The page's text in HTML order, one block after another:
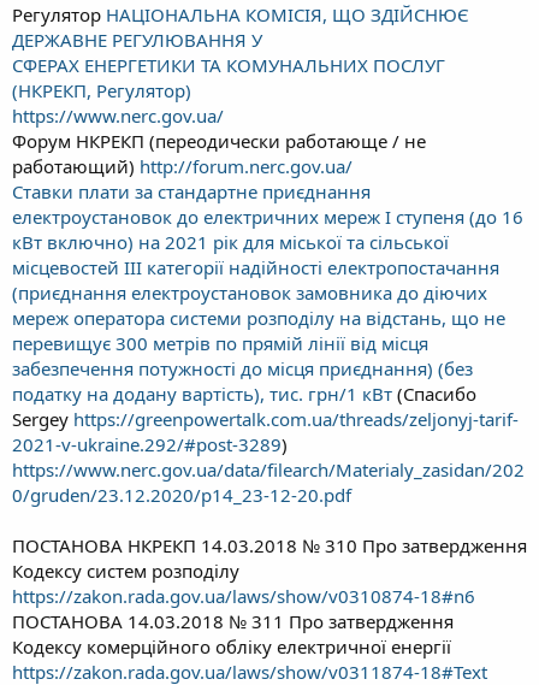
Регулятор НАЦІОНАЛЬНА КОМІСІЯ, ЩО ЗДІЙСНЮЄ
ДЕРЖАВНЕ РЕГУЛЮВАННЯ У
СФЕРАХ ЕНЕРГЕТИКИ ТА КОМУНАЛЬНИХ ПОСЛУГ
(НКРЕКП, Регулятор)
https://www.nerc.gov.ua/
Форум НКРЕКП (переодически работающе / не
работающий) http://forum.nerc.gov.ua/
Ставки плати за стандартне приєднання
електроустановок до електричних мереж I ступеня (до 16
кВт включно) на 2021 рік для міської та сільської
місцевостей III категорії надійності електропостачання
(приєднання електроустановок замовника до діючих
мереж оператора системи розподілу на відстань, що не
перевищує 300 метрів по прямій лінії від місця
забезпечення потужності до місця приєднання) (без
податку на додану вартість), тис. грн/1 кВт (Спасибо
Sergey https://greenpowertalk.com.ua/threads/zeljonyj-tarif-
2021-v-ukraine.292/#post-3289)
https://www.nerc.gov.ua/data/filearch/Materialy_zasidan/202
0/gruden/23.12.2020/p14_23-12-20.pdf
ПОСТАНОВА НКРЕКП 14.03.2018 № 310 Про затвердження
Кодексу систем розподілу
https://zakon.rada.gov.ua/laws/show/v0310874-18#n6
ПОСТАНОВА 14.03.2018 № 311 Про затвердження
Кодексу комерційного обліку електричної енергії
https://zakon.rada.gov.ua/laws/show/v0311874-18#Text